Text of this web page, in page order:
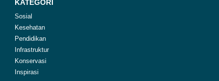
KATEGORI
Sosial
Kesehatan
Pendidikan
Infrastruktur
Konservasi
Inspirasi